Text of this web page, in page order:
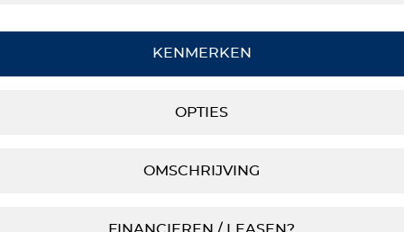
KENMERKEN
OPTIES
OMSCHRIJVING